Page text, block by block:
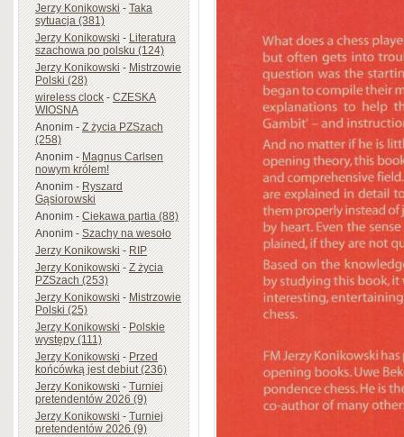
Jerzy Konikowski-Taka
sytuacja (381)
Jerzy Konikowski-Literatura
szachowa po polsku (124)
Jerzy Konikowski-Mistrzowie
Polski (28)
wireless clock-CZESKA
WIOSNA
Anonim-Z życia PZSzach
(258)
Anonim-Magnus Carlsen
nowym królem!
Anonim-Ryszard
Gąsiorowski
Anonim-Ciekawa partia (88)
Anonim-Szachy na wesoło
Jerzy Konikowski-RIP
Jerzy Konikowski-Z życia
PZSzach (253)
Jerzy Konikowski-Mistrzowie
Polski (25)
Jerzy Konikowski-Polskie
występy (111)
Jerzy Konikowski-Przed
końcówką jest debiut (236)
Jerzy Konikowski-Turniej
pretendentów 2026 (9)
Jerzy Konikowski-Turniej
pretendentów 2026 (9)